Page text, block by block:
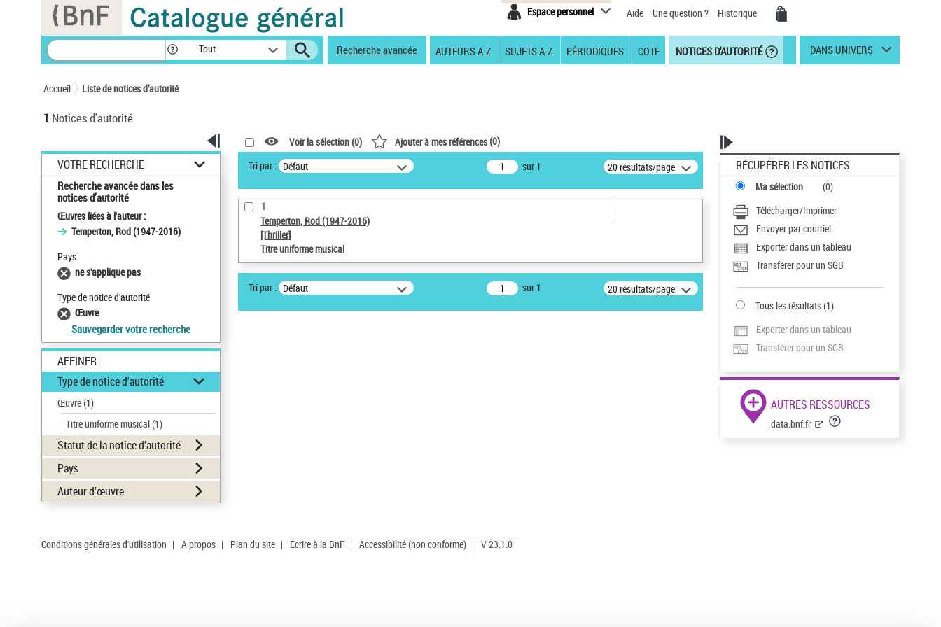
Espace personnel Aide Une question ? Historique
Tout Recherche avancée AUTEURS A-Z SUJETS A-Z PÉRIODIQUES COTE NOTICES D'AUTORITÉ DANS UNIVERS
Accueil Liste de notices d’autorité
1 Notices d'autorité
VOTRE RECHERCHE
Recherche avancée dans les
notices d’autorité
Œuvres liées à l'auteur :
Temperton, Rod (1947-2016)
Pays
ne s'applique pas
Type de notice d'autorité
Œuvre
Sauvegarder votre recherche
AFFINER
Type de notice d'autorité
Œuvre(1)
Titre uniforme musical(1)
Statut de la notice d’autorité
Pays
Auteur d’œuvre
Voir la sélection (0) Ajouter à mes références(0)
Tri par : Défaut sur 1 20 résultats/page
1
Temperton, Rod (1947-2016)
[Thriller]
Titre uniforme musical
Tri par : Défaut sur 1 20 résultats/page
RÉCUPÉRER LES NOTICES
Ma sélection (0)
Télécharger/Imprimer
Envoyer par courriel
Exporter dans un tableau
Transférer pour un SGB
Tous les résultats(1)
Exporter dans un tableau
Transférer pour un SGB
AUTRES RESSOURCES
data.bnf.fr
Conditions générales d'utilisation | A propos | Plan du site | Écrire à la BnF | Accessibilité (non conforme) | V 23.1.0
Panneau de gestion des cookies